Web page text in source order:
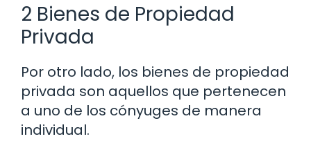
2 Bienes de Propiedad
Privada
Por otro lado, los bienes de propiedad
privada son aquellos que pertenecen
a uno de los cónyuges de manera
individual.